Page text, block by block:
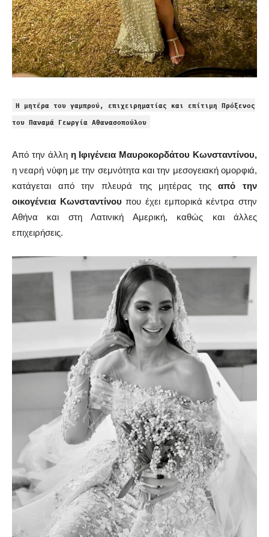
Η μητέρα του γαμπρού, επιχειρηματίας και επίτιμη Πρόξενος
του Παναμά Γεωργία Αθανασοπούλου
Από την άλλη η Ιφιγένεια Μαυροκορδάτου Κωνσταντίνου,
η νεαρή νύφη με την σεμνότητα και την μεσογειακή ομορφιά,
κατάγεται από την πλευρά της μητέρας τηςαπό την
οικογένεια Κωνσταντίνουπου έχει εμπορικά κέντρα στην
Αθήνα και στη Λατινική Αμερική, καθώς και άλλες
επιχειρήσεις.